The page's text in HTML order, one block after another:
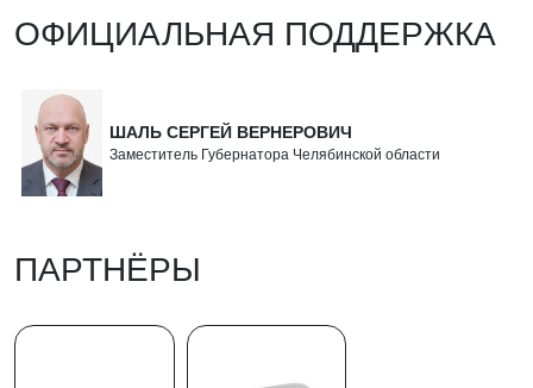
ОФИЦИАЛЬНАЯ ПОДДЕРЖКА
ШАЛЬ СЕРГЕЙ ВЕРНЕРОВИЧ
Заместитель Губернатора Челябинской области
ПАРТНЁРЫ